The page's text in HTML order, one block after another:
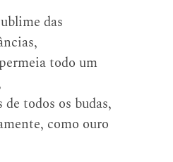
das
todo um
todos os budas,
como ouro